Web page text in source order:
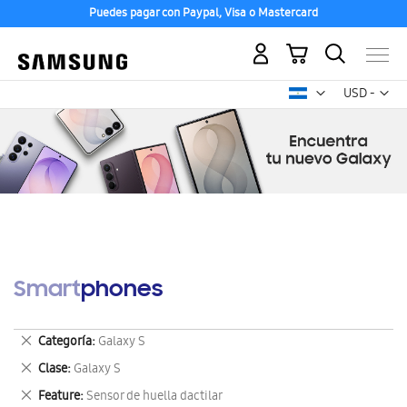
Puedes pagar con Paypal, Visa o Mastercard
USD -
dólar
Mi carrito
Smartphones
Categoría Galaxy S
Eliminar
este
artículo
Clase Galaxy S
Eliminar
este
Feature Sensor de huella dactilar
Eliminar